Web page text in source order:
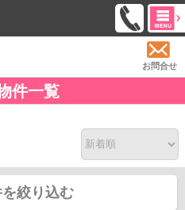
お問合せ
件一覧
絞り込む